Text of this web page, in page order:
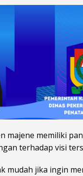
majene memiliki
terhadap visi
mudah jika ingin